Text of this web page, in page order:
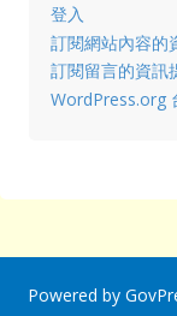
登入
訂閱網站內容的
訂閱留言的資訊
WordPress.org
Powered by